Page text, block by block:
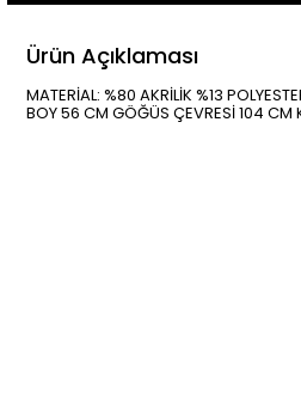
Ürün Açıklaması
MATERİAL: %80 AKRİLİK %13
BOY 56 CM GÖĞÜS ÇEVRESİ 104 CM